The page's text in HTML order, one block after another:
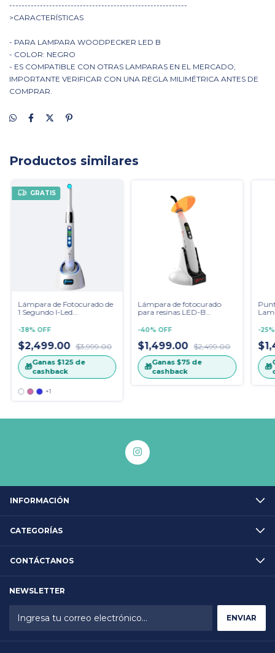
----------------------------------------------------------
>CARACTERÍSTICAS
- PARA LAMPARA WOODPECKER LED B
- COLOR: NEGRO
- ES COMPATIBLE CON OTRAS LAMPARAS EN EL MERCADO,
IMPORTANTE VERIFICAR CON UNA REGLA MILIMÉTRICA ANTES DE
COMPRAR.
Productos similares
GRATIS
Lámpara de Fotocurado de
1 Segundo I-Led
Plástico
-38% OFF
$2,499.00 $3,999.00
🎁Ganas $125de
cashback
+1
Lámpara de fotocurado
para resinas LED-B
-40% OFF
$1,499.00 $2,499.00
🎁Ganas$75de
cashback
-25
🎁
INFORMACIÓN
CATEGORÍAS
CONTÁCTANOS
NEWSLETTER